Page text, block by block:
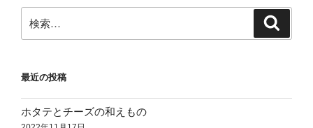
索:
最近の投稿
ホタテとチーズの和えもの